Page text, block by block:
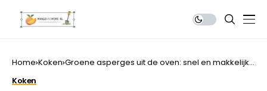
Home Koken Groene asperges uit de oven: snel en makkelijk
Koken